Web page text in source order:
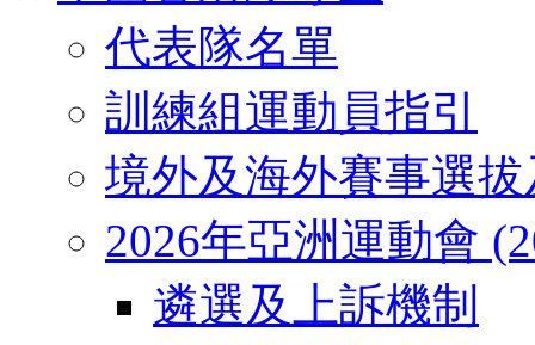
代表隊名單
訓練組運動員指引
境外及海外賽事選
2026年亞洲運動會
遴選及上訴機制